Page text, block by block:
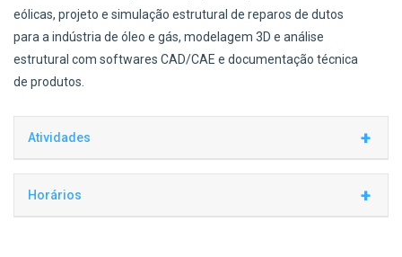
eólicas, projeto e simulação estrutural de reparos de dutos
para a indústria de óleo e gás, modelagem 3D e análise
estrutural com softwares CAD/CAE e documentação técnica
de produtos.
Atividades +
Horários +